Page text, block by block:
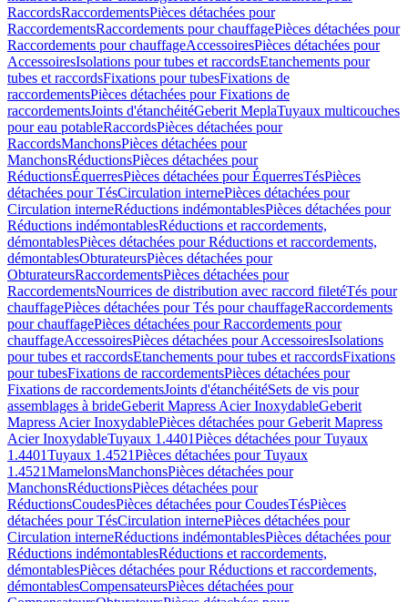
RaccordsRaccordementsPièces détachées pour
RaccordementsRaccordements pour chauffagePièces détachées pour
Raccordements pour chauffageAccessoiresPièces détachées pour
AccessoiresIsolations pour tubes et raccordsEtanchements pour
tubes et raccordsFixations pour tubesFixations de
raccordementsPièces détachées pour Fixations de
raccordementsJoints d'étanchéitéGeberit MeplaTuyaux multicouches
pour eau potableRaccordsPièces détachées pour
RaccordsManchonsPièces détachées pour
ManchonsRéductionsPièces détachées pour
RéductionsÉquerresPièces détachées pour ÉquerresTésPièces
détachées pour TésCirculation internePièces détachées pour
Circulation interneRéductions indémontablesPièces détachées pour
Réductions indémontablesRéductions et raccordements,
démontablesPièces détachées pour Réductions et raccordements,
démontablesObturateursPièces détachées pour
ObturateursRaccordementsPièces détachées pour
RaccordementsNourrices de distribution avec raccord filetéTés pour
chauffagePièces détachées pour Tés pour chauffageRaccordements
pour chauffagePièces détachées pour Raccordements pour
chauffageAccessoiresPièces détachées pour AccessoiresIsolations
pour tubes et raccordsEtanchements pour tubes et raccordsFixations
pour tubesFixations de raccordementsPièces détachées pour
Fixations de raccordementsJoints d'étanchéitéSets de vis pour
assemblages à brideGeberit Mapress Acier InoxydableGeberit
Mapress Acier InoxydablePièces détachées pour Geberit Mapress
Acier InoxydableTuyaux 1.4401Pièces détachées pour Tuyaux
1.4401Tuyaux 1.4521Pièces détachées pour Tuyaux
1.4521MamelonsManchonsPièces détachées pour
ManchonsRéductionsPièces détachées pour
RéductionsCoudesPièces détachées pour CoudesTésPièces
détachées pour TésCirculation internePièces détachées pour
Circulation interneRéductions indémontablesPièces détachées pour
Réductions indémontablesRéductions et raccordements,
démontablesPièces détachées pour Réductions et raccordements,
démontablesCompensateursPièces détachées pour